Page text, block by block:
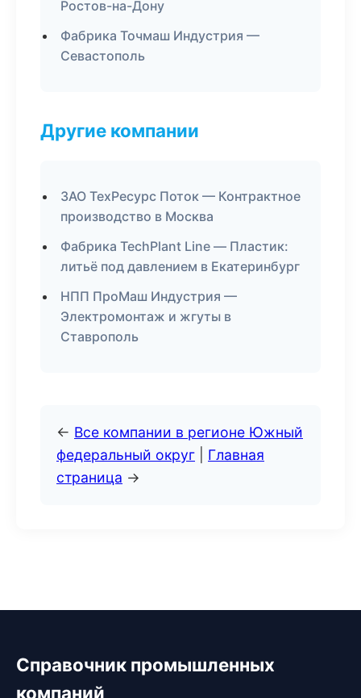
Ростов-на-Дону
Фабрика Точмаш Индустрия —
Севастополь
Другие компании
ЗАО ТехРесурс Поток — Контрактное
производство в Москва
Фабрика TechPlant Line — Пластик:
литьё под давлением в Екатеринбург
НПП ПроМаш Индустрия —
Электромонтаж и жгуты в
Ставрополь
← Все компании в регионе Южный
федеральный округ
Главная
страница →
Справочник промышленных
компаний